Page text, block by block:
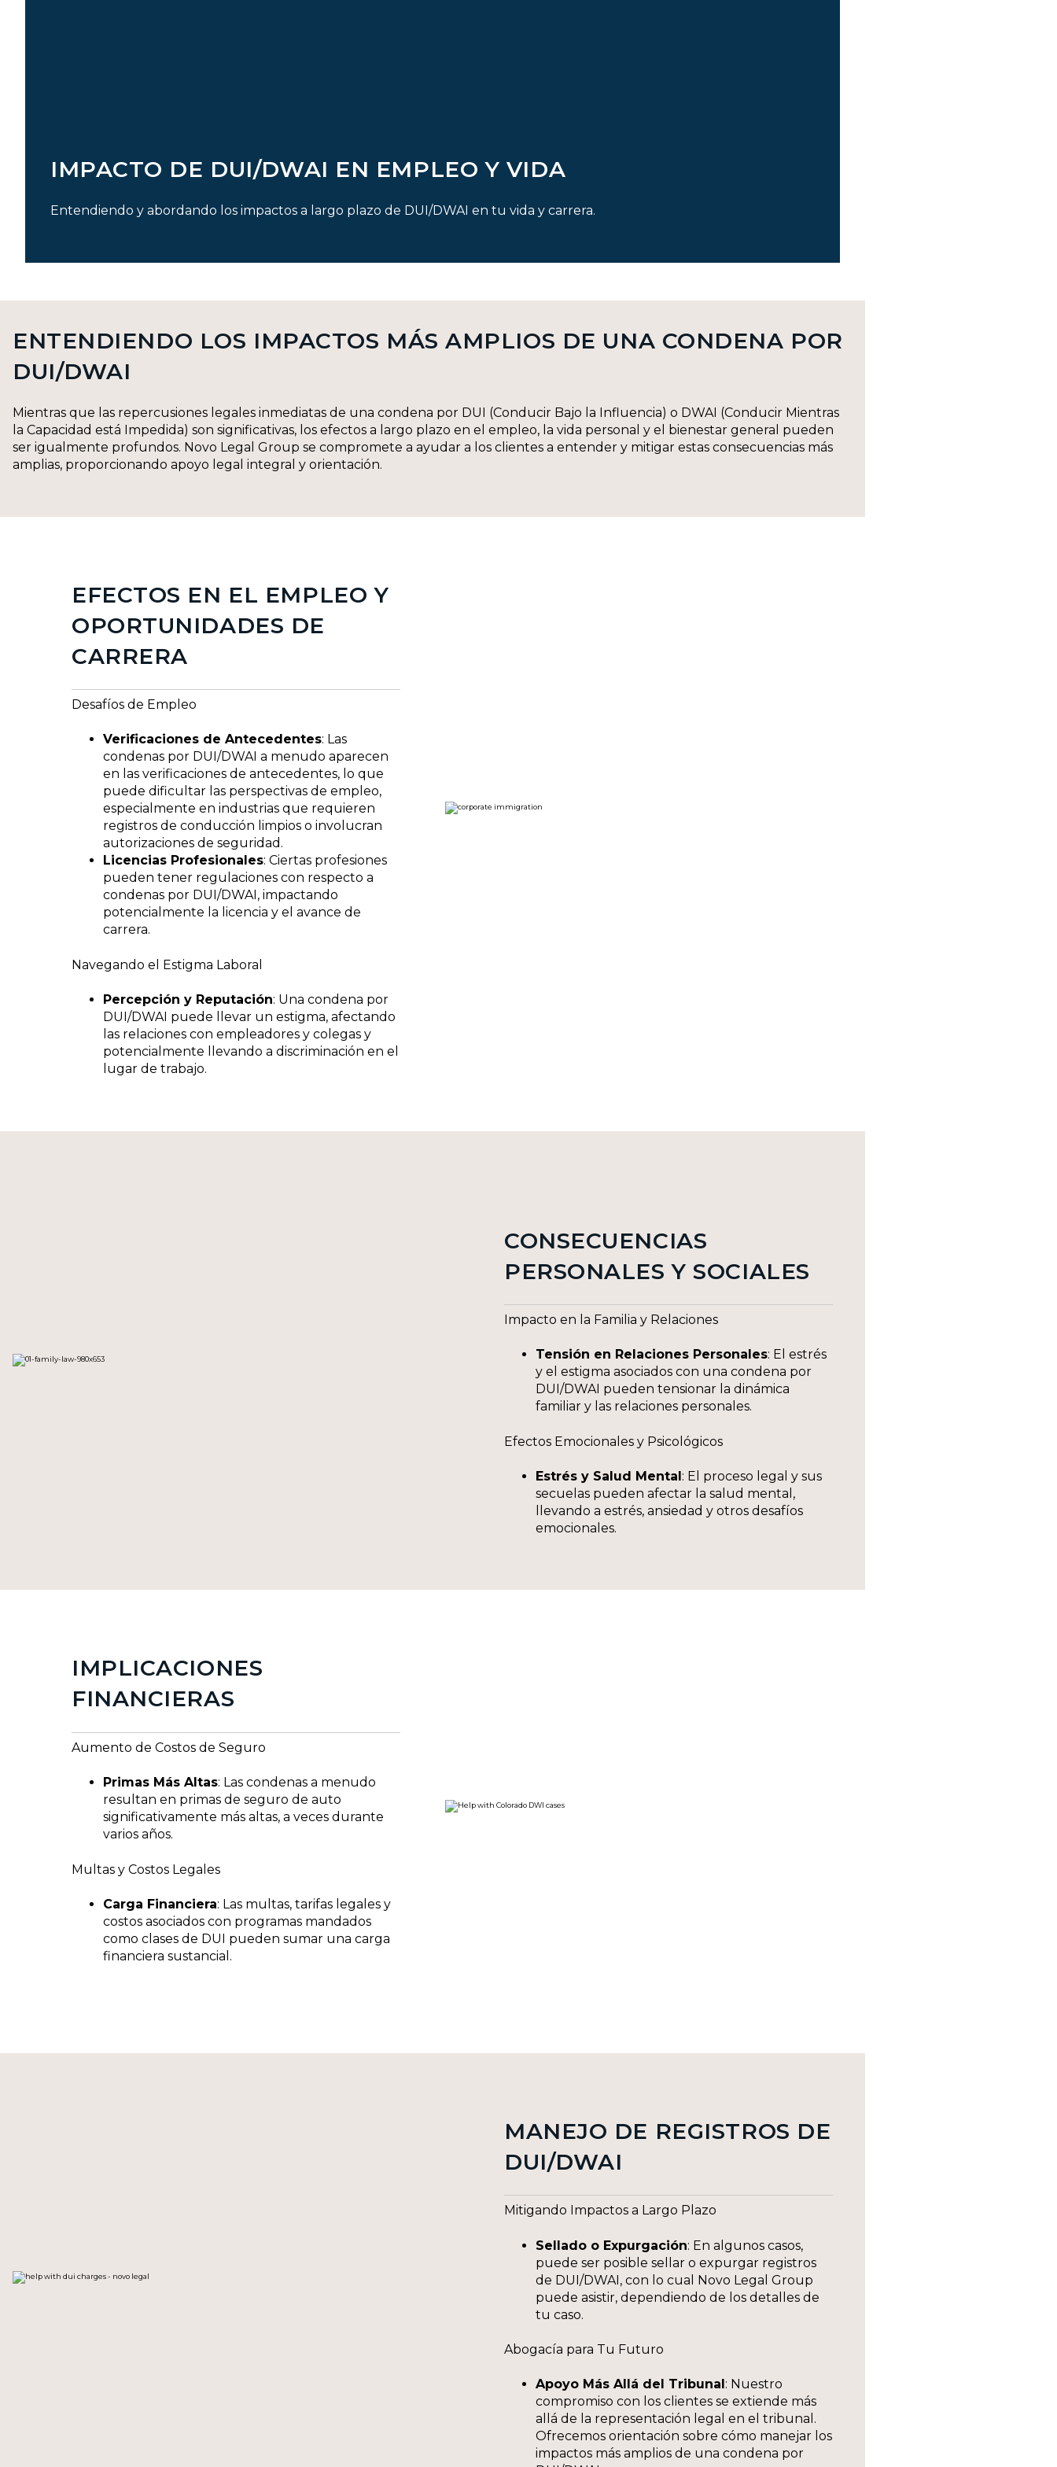
IMPACTO DE DUI/DWAI EN EMPLEO Y VIDA
Entendiendo y abordando los impactos a largo plazo de DUI/DWAI en tu vida y carrera.
ENTENDIENDO LOS IMPACTOS MÁS AMPLIOS DE UNA CONDENA POR
DUI/DWAI
Mientras que las repercusiones legales inmediatas de una condena por DUI (Conducir Bajo la Influencia) o DWAI (Conducir Mientras
la Capacidad está Impedida) son significativas, los efectos a largo plazo en el empleo, la vida personal y el bienestar general pueden
ser igualmente profundos. Novo Legal Group se compromete a ayudar a los clientes a entender y mitigar estas consecuencias más
amplias, proporcionando apoyo legal integral y orientación.
EFECTOS EN EL EMPLEO Y
OPORTUNIDADES DE
CARRERA
Desafíos de Empleo
Verificaciones de Antecedentes: Las
condenas por DUI/DWAI a menudo aparecen
en las verificaciones de antecedentes, lo que
puede dificultar las perspectivas de empleo,
especialmente en industrias que requieren
registros de conducción limpios o involucran
autorizaciones de seguridad.
Licencias Profesionales: Ciertas profesiones
pueden tener regulaciones con respecto a
condenas por DUI/DWAI, impactando
potencialmente la licencia y el avance de
carrera.
Navegando el Estigma Laboral
Percepción y Reputación: Una condena por
DUI/DWAI puede llevar un estigma, afectando
las relaciones con empleadores y colegas y
potencialmente llevando a discriminación en el
lugar de trabajo.
CONSECUENCIAS
PERSONALES Y SOCIALES
Impacto en la Familia y Relaciones
Tensión en Relaciones Personales: El estrés
y el estigma asociados con una condena por
DUI/DWAI pueden tensionar la dinámica
familiar y las relaciones personales.
Efectos Emocionales y Psicológicos
Estrés y Salud Mental: El proceso legal y sus
secuelas pueden afectar la salud mental,
llevando a estrés, ansiedad y otros desafíos
emocionales.
IMPLICACIONES
FINANCIERAS
Aumento de Costos de Seguro
Primas Más Altas: Las condenas a menudo
resultan en primas de seguro de auto
significativamente más altas, a veces durante
varios años.
Multas y Costos Legales
Carga Financiera: Las multas, tarifas legales y
costos asociados con programas mandados
como clases de DUI pueden sumar una carga
financiera sustancial.
MANEJO DE REGISTROS DE
DUI/DWAI
Mitigando Impactos a Largo Plazo
Sellado o Expurgación: En algunos casos,
puede ser posible sellar o expurgar registros
de DUI/DWAI, con lo cual Novo Legal Group
puede asistir, dependiendo de los detalles de
tu caso.
Abogacía para Tu Futuro
Apoyo Más Allá del Tribunal : Nuestro
compromiso con los clientes se extiende más
allá de la representación legal en el tribunal.
Ofrecemos orientación sobre cómo manejar los
impactos más amplios de una condena por